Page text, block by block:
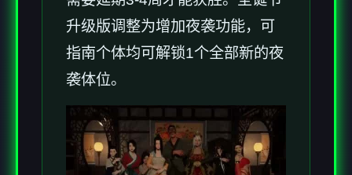
升级版调整为增加夜袭功能，可
指南个体均可解锁1个全部新的夜
袭体位。